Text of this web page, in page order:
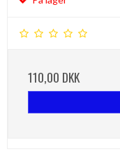
110,00 DKK